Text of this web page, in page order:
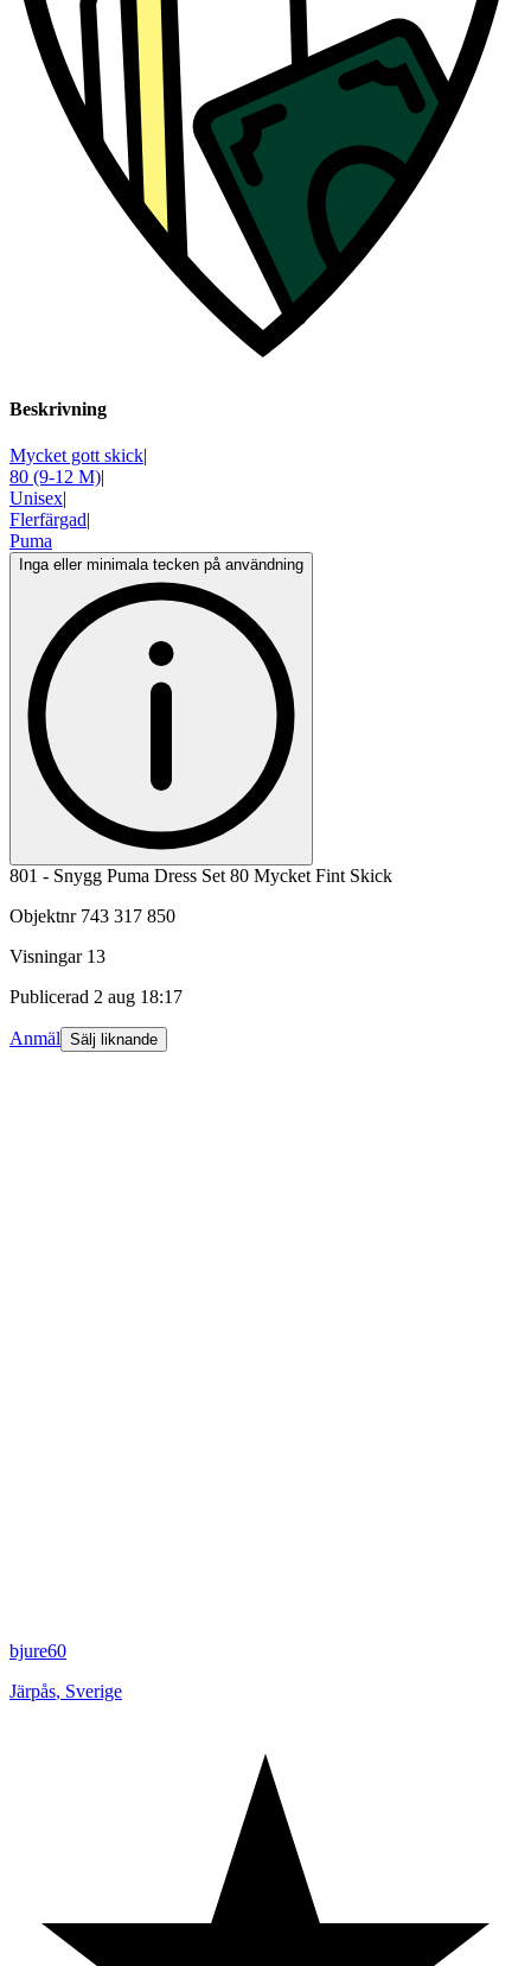
Beskrivning
Mycket gott skick|
80 (9-12 M)|
Unisex|
Flerfärgad|
Puma
Inga eller minimala tecken på användning
801 - Snygg Puma Dress Set 80 Mycket Fint Skick
Objektnr 743 317 850
Visningar 13
Publicerad 2 aug 18:17
Anmäl Sälj liknande
bjure60
Järpås, Sverige